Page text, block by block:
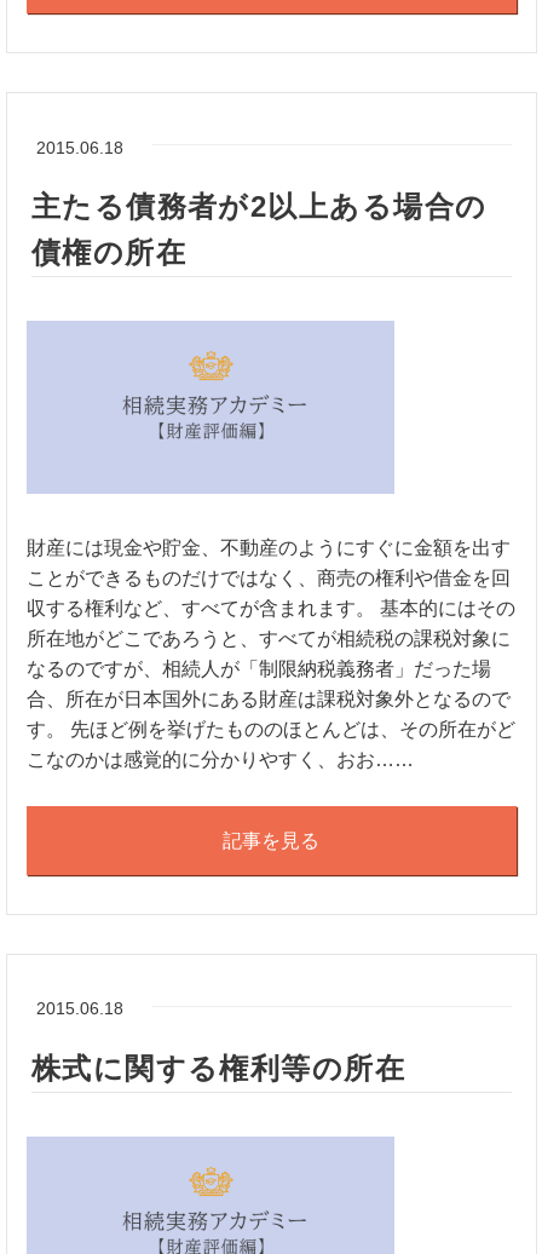
2015.06.18
主たる債務者が2以上ある場合の
債権の所在
財産には現金や貯金、不動産のようにすぐに金額を出す
ことができるものだけではなく、商売の権利や借金を回
収する権利など、すべてが含まれます。 基本的にはその
所在地がどこであろうと、すべてが相続税の課税対象に
なるのですが、相続人が「制限納税義務者」だった場
合、所在が日本国外にある財産は課税対象外となるので
す。 先ほど例を挙げたもののほとんどは、その所在がど
こなのかは感覚的に分かりやすく、おお……
記事を見る
2015.06.18
株式に関する権利等の所在